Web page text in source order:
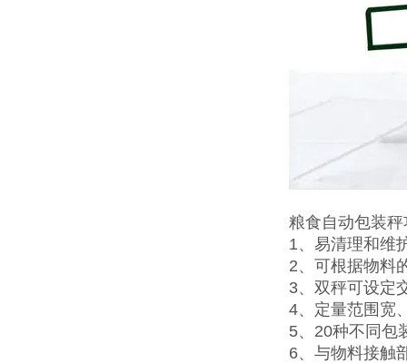
粮食自动包装秤
1、易清理和维
2、可根据物料
3、双秤可设定
4、定量范围宽
5、20种不同包
6、与物料接触